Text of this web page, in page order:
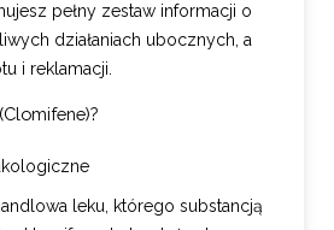
pełny zestaw informacji o
działaniach ubocznych, a
i reklamacji.
leku, którego substancją